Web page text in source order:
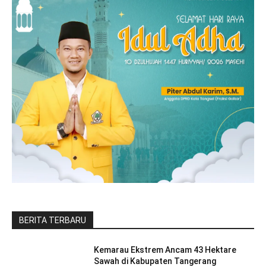
BERITA TERBARU
Kemarau Ekstrem Ancam 43 Hektare
Sawah di Kabupaten Tangerang